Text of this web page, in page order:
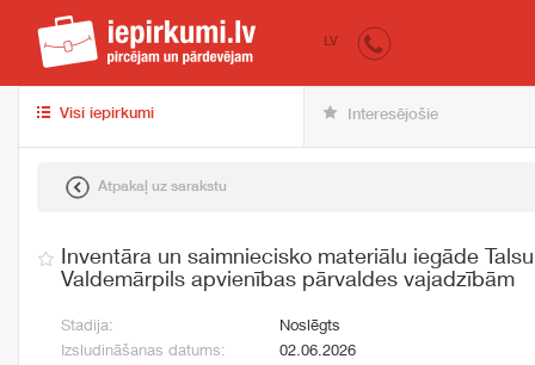
iepirkumi.lv
LV
Visi iepirkumi Interesējošie
Atpakaļ uz sarakstu
Inventāra un saimniecisko materiālu iegāde
Valdemārpils apvienības pārvaldes vajadzībām
Stadija:
Noslēgts
Izsludināšanas datums:
02.06.2026